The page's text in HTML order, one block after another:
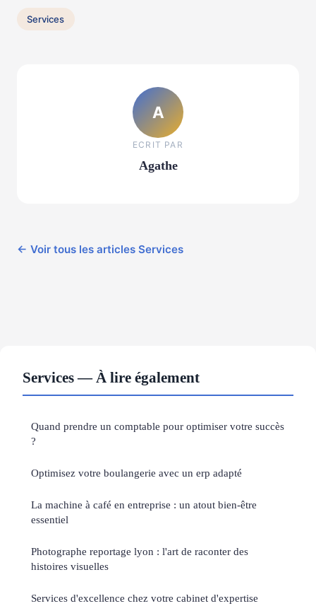
Services
A
ECRIT PAR
Agathe
← Voir tous les articles Services
Services — À lire également
Quand prendre un comptable pour optimiser votre succès
?
Optimisez votre boulangerie avec un erp adapté
La machine à café en entreprise : un atout bien-être
essentiel
Photographe reportage lyon : l'art de raconter des
histoires visuelles
Services d'excellence chez votre cabinet d'expertise